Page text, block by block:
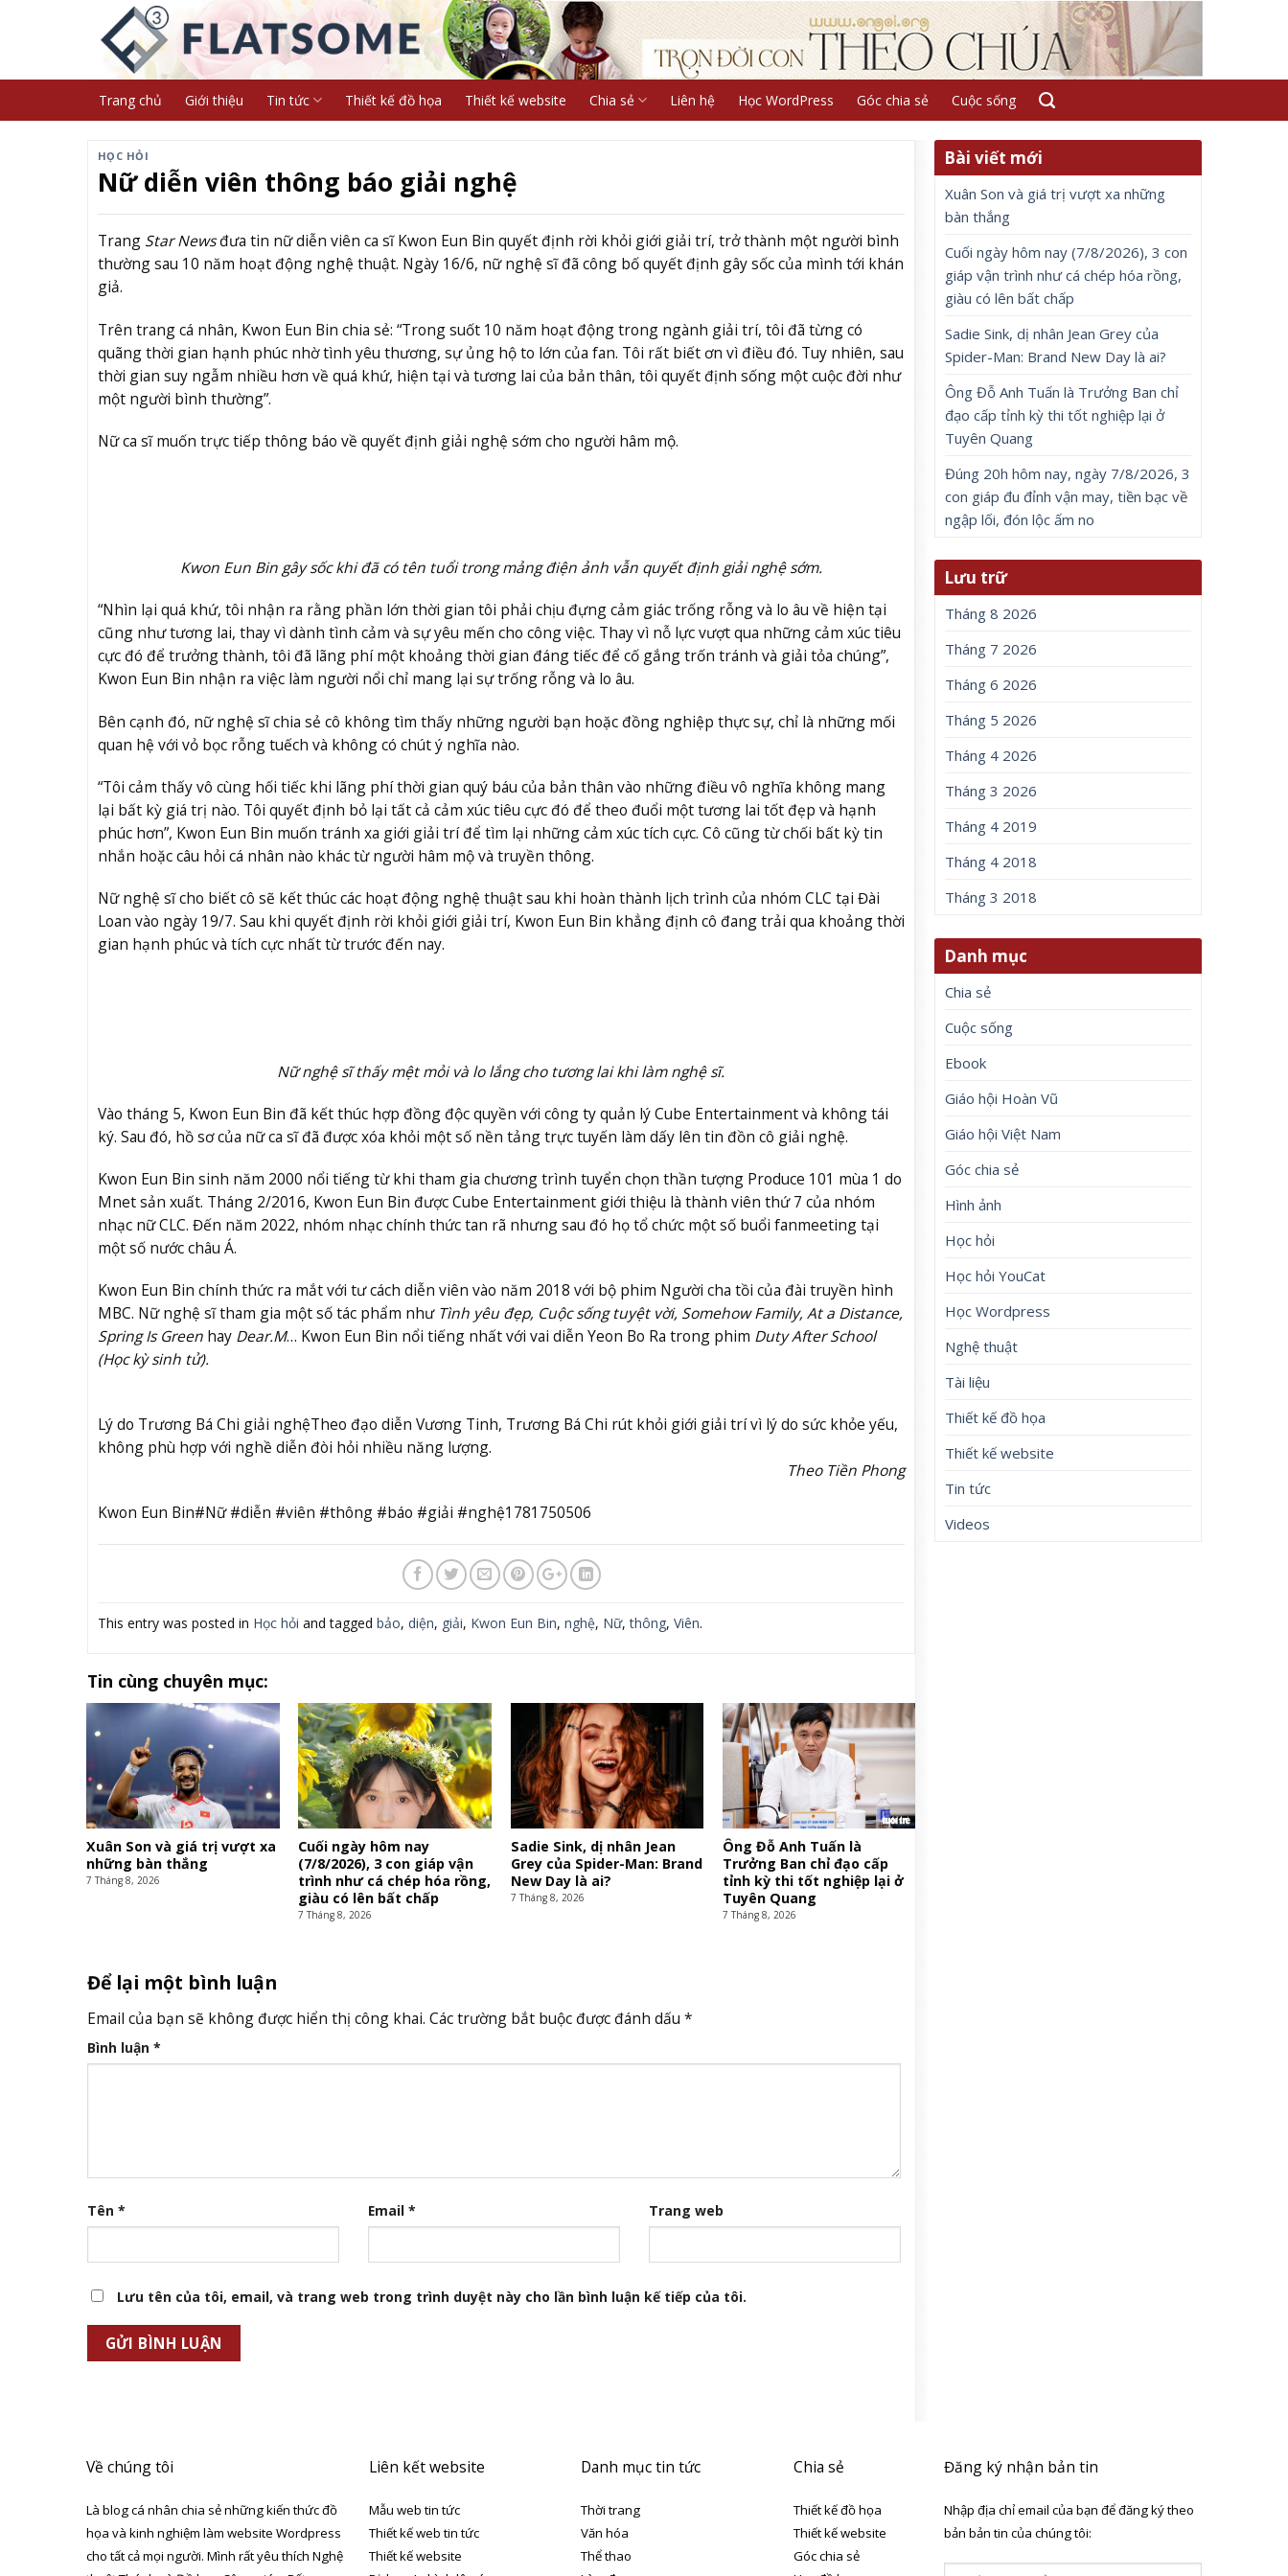
Trang chủ Giới thiệu Tin tức Thiết kế đồ họa Thiết kế website Chia sẻ Liên hệ Học WordPress Góc chia sẻ Cuộc sống
HỌC HỎI
Nữ diễn viên thông báo giải nghệ
Trang Star Newsđưa tin nữ diễn viên ca sĩ Kwon Eun Bin quyết định rời khỏi giới giải trí, trở thành một người bình
thường sau 10 năm hoạt động nghệ thuật. Ngày 16/6, nữ nghệ sĩ đã công bố quyết định gây sốc của mình tới khán
giả.
Trên trang cá nhân, Kwon Eun Bin chia sẻ: “Trong suốt 10 năm hoạt động trong ngành giải trí, tôi đã từng có
quãng thời gian hạnh phúc nhờ tình yêu thương, sự ủng hộ to lớn của fan. Tôi rất biết ơn vì điều đó. Tuy nhiên, sau
thời gian suy ngẫm nhiều hơn về quá khứ, hiện tại và tương lai của bản thân, tôi quyết định sống một cuộc đời như
một người bình thường”.
Nữ ca sĩ muốn trực tiếp thông báo về quyết định giải nghệ sớm cho người hâm mộ.
Kwon Eun Bin gây sốc khi đã có tên tuổi trong mảng điện ảnh vẫn quyết định giải nghệ sớm.
“Nhìn lại quá khứ, tôi nhận ra rằng phần lớn thời gian tôi phải chịu đựng cảm giác trống rỗng và lo âu về hiện tại
cũng như tương lai, thay vì dành tình cảm và sự yêu mến cho công việc. Thay vì nỗ lực vượt qua những cảm xúc tiêu
cực đó để trưởng thành, tôi đã lãng phí một khoảng thời gian đáng tiếc để cố gắng trốn tránh và giải tỏa chúng”,
Kwon Eun Bin nhận ra việc làm người nổi chỉ mang lại sự trống rỗng và lo âu.
Bên cạnh đó, nữ nghệ sĩ chia sẻ cô không tìm thấy những người bạn hoặc đồng nghiệp thực sự, chỉ là những mối
quan hệ với vỏ bọc rỗng tuếch và không có chút ý nghĩa nào.
“Tôi cảm thấy vô cùng hối tiếc khi lãng phí thời gian quý báu của bản thân vào những điều vô nghĩa không mang
lại bất kỳ giá trị nào. Tôi quyết định bỏ lại tất cả cảm xúc tiêu cực đó để theo đuổi một tương lai tốt đẹp và hạnh
phúc hơn”, Kwon Eun Bin muốn tránh xa giới giải trí để tìm lại những cảm xúc tích cực. Cô cũng từ chối bất kỳ tin
nhắn hoặc câu hỏi cá nhân nào khác từ người hâm mộ và truyền thông.
Nữ nghệ sĩ cho biết cô sẽ kết thúc các hoạt động nghệ thuật sau khi hoàn thành lịch trình của nhóm CLC tại Đài
Loan vào ngày 19/7. Sau khi quyết định rời khỏi giới giải trí, Kwon Eun Bin khẳng định cô đang trải qua khoảng thời
gian hạnh phúc và tích cực nhất từ trước đến nay.
Nữ nghệ sĩ thấy mệt mỏi và lo lắng cho tương lai khi làm nghệ sĩ.
Vào tháng 5, Kwon Eun Bin đã kết thúc hợp đồng độc quyền với công ty quản lý Cube Entertainment và không tái
ký. Sau đó, hồ sơ của nữ ca sĩ đã được xóa khỏi một số nền tảng trực tuyến làm dấy lên tin đồn cô giải nghệ.
Kwon Eun Bin sinh năm 2000 nổi tiếng từ khi tham gia chương trình tuyển chọn thần tượng Produce 101 mùa 1 do
Mnet sản xuất. Tháng 2/2016, Kwon Eun Bin được Cube Entertainment giới thiệu là thành viên thứ 7 của nhóm
nhạc nữ CLC. Đến năm 2022, nhóm nhạc chính thức tan rã nhưng sau đó họ tổ chức một số buổi fanmeeting tại
một số nước châu Á.
Kwon Eun Bin chính thức ra mắt với tư cách diễn viên vào năm 2018 với bộ phim Người cha tồi của đài truyền hình
MBC. Nữ nghệ sĩ tham gia một số tác phẩm như Tình yêu đẹp, Cuộc sống tuyệt vời, Somehow Family, At a Distance,
Spring Is Greenhay Dear.M… Kwon Eun Bin nổi tiếng nhất với vai diễn Yeon Bo Ra trong phim Duty After School
(Học kỳ sinh tử).
Lý do Trương Bá Chi giải nghệTheo đạo diễn Vương Tinh, Trương Bá Chi rút khỏi giới giải trí vì lý do sức khỏe yếu,
không phù hợp với nghề diễn đòi hỏi nhiều năng lượng.
Theo Tiền Phong
Kwon Eun Bin#Nữ #diễn #viên #thông #báo #giải #nghệ1781750506
This entry was posted in Học hỏi and tagged bảo, diện, giải, Kwon Eun Bin, nghệ, Nữ,thông, Viên.
Tin cùng chuyên mục:
Xuân Son và giá trị vượt xa
những bàn thắng
7 Tháng 8, 2026
Cuối ngày hôm nay
(7/8/2026), 3 con giáp vận
trình như cá chép hóa rồng,
giàu có lên bất chấp
7 Tháng 8, 2026
Sadie Sink, dị nhân Jean
Grey của Spider-Man: Brand
New Day là ai?
7 Tháng 8, 2026
Ông Đỗ Anh Tuấn là
Trưởng Ban chỉ đạo cấp
tỉnh kỳ thi tốt nghiệp lại ở
Tuyên Quang
7 Tháng 8, 2026
Để lại một bình luận
Email của bạn sẽ không được hiển thị công khai. Các trường bắt buộc được đánh dấu *
Bình luận *
Tên * Email * Trang web
Lưu tên của tôi, email, và trang web trong trình duyệt này cho lần bình luận kế tiếp của tôi.
Bài viết mới
Xuân Son và giá trị vượt xa những
bàn thắng
Cuối ngày hôm nay (7/8/2026), 3 con
giáp vận trình như cá chép hóa rồng,
giàu có lên bất chấp
Sadie Sink, dị nhân Jean Grey của
Spider-Man: Brand New Day là ai?
Ông Đỗ Anh Tuấn là Trưởng Ban chỉ
đạo cấp tỉnh kỳ thi tốt nghiệp lại ở
Tuyên Quang
Đúng 20h hôm nay, ngày 7/8/2026, 3
con giáp đu đỉnh vận may, tiền bạc về
ngập lối, đón lộc ấm no
Lưu trữ
Tháng 8 2026
Tháng 7 2026
Tháng 6 2026
Tháng 5 2026
Tháng 4 2026
Tháng 3 2026
Tháng 4 2019
Tháng 4 2018
Tháng 3 2018
Danh mục
Chia sẻ
Cuộc sống
Ebook
Giáo hội Hoàn Vũ
Giáo hội Việt Nam
Góc chia sẻ
Hình ảnh
Học hỏi
Học hỏi YouCat
Học Wordpress
Nghệ thuật
Tài liệu
Thiết kế đồ họa
Thiết kế website
Tin tức
Videos
Về chúng tôi
Là blog cá nhân chia sẻ những kiến thức đồ
họa và kinh nghiệm làm website Wordpress
cho tất cả mọi người. Mình rất yêu thích Nghệ
Liên kết website
Mẫu web tin tức
Thiết kế web tin tức
Thiết kế website
Danh mục tin tức
Thời trang
Văn hóa
Thể thao
Chia sẻ
Thiết kế đồ họa
Thiết kế website
Góc chia sẻ
Đăng ký nhận bản tin
Nhập địa chỉ email của bạn để đăng ký theo
bản bản tin của chúng tôi: